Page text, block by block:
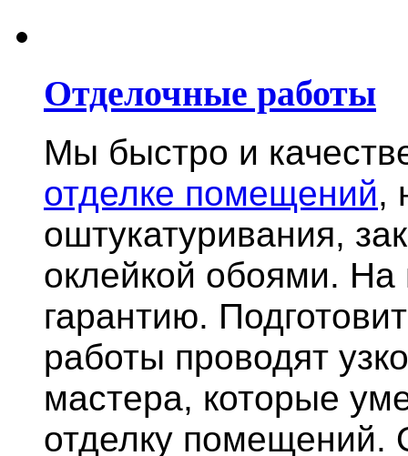
Отделочные работы
Мы быстро и
отделке помещений,
оштукатуривания,
оклейкой обоями.
гарантию.
работы проводят
мастера, которые
отделку помещений.